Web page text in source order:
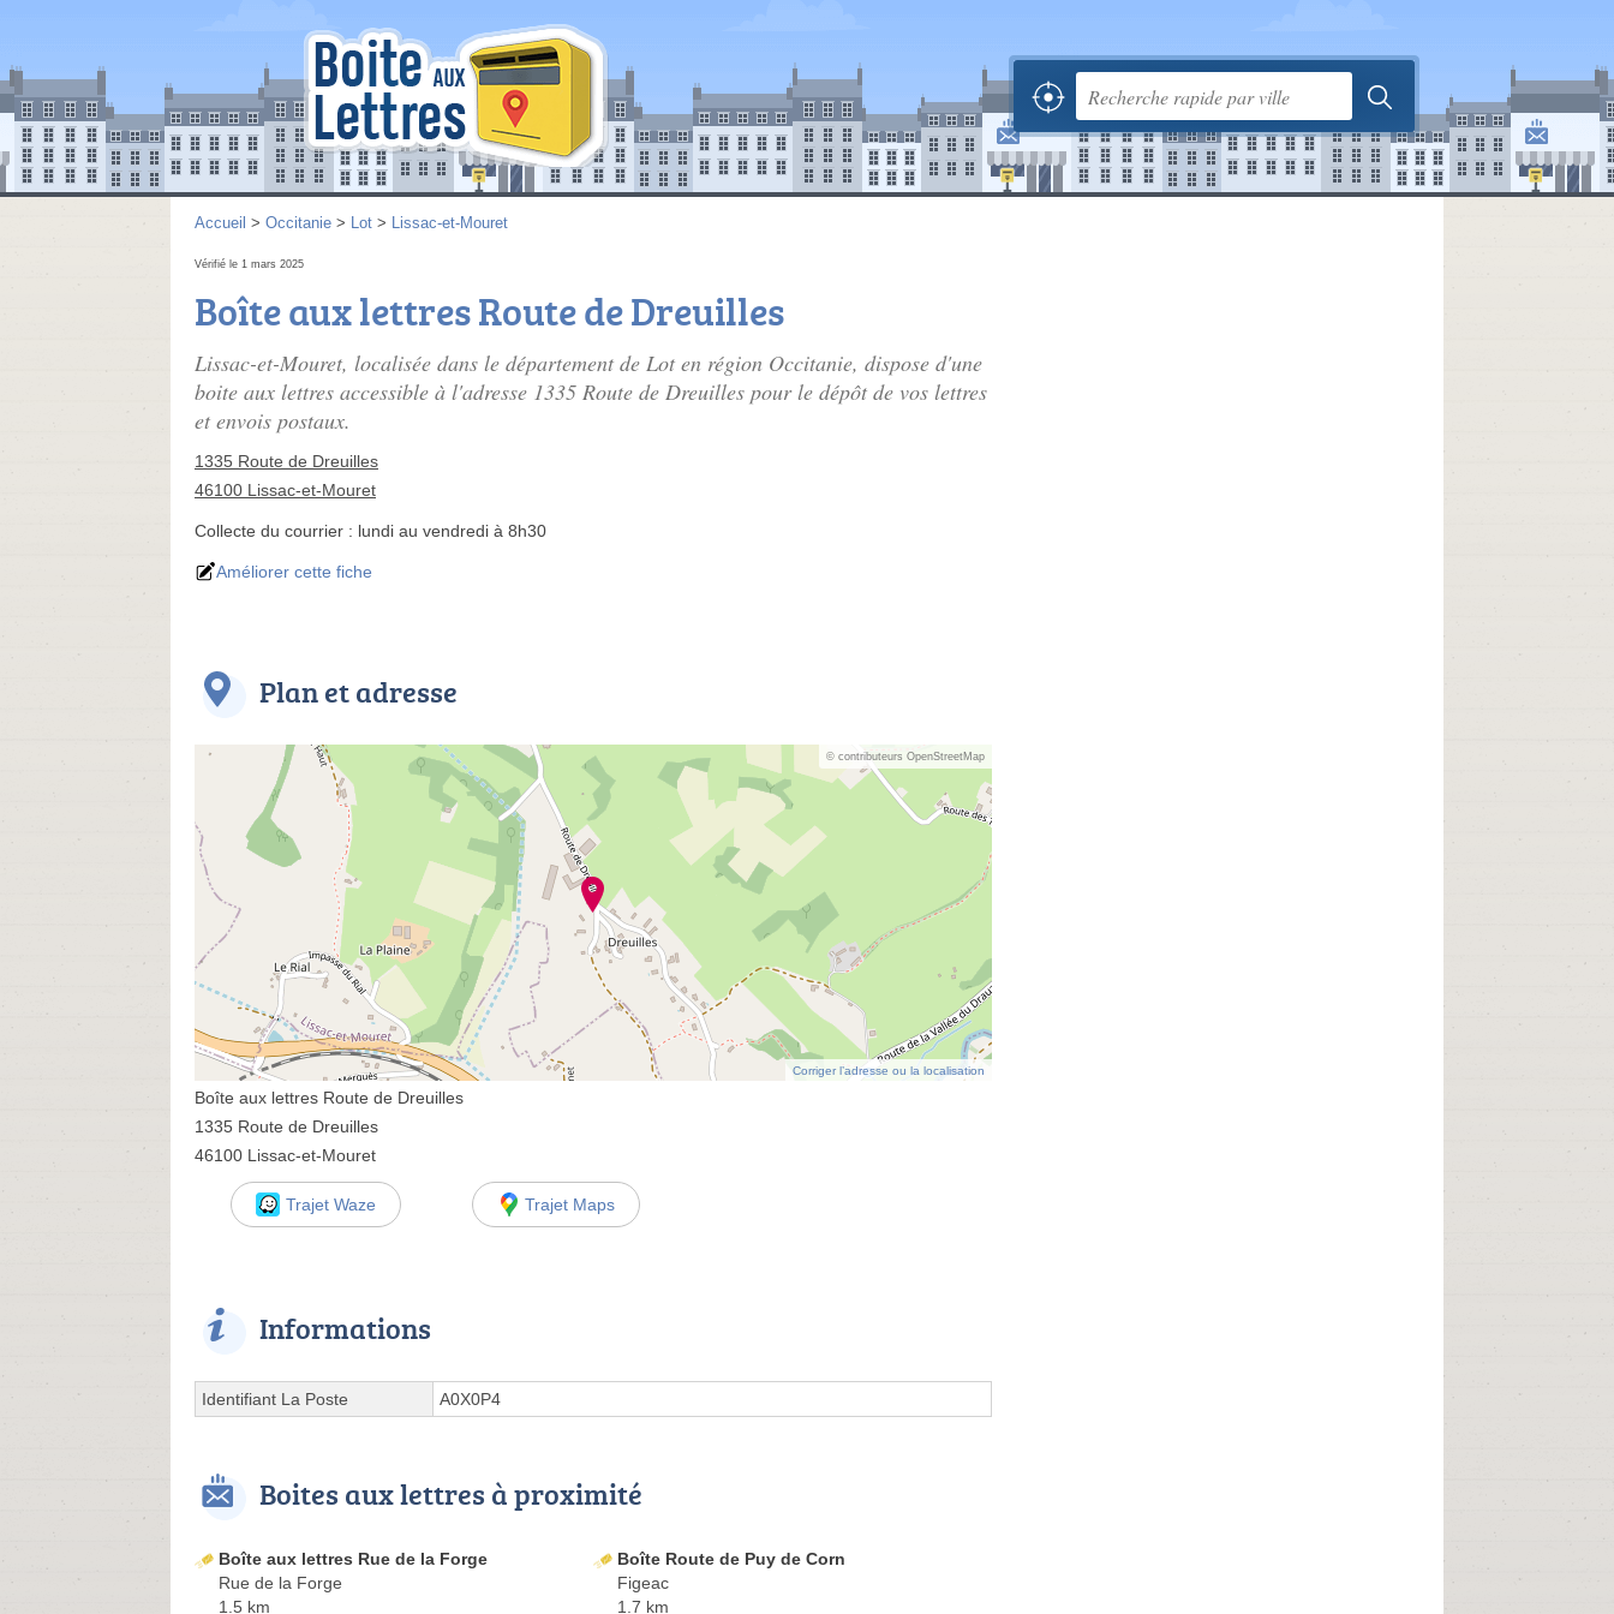
Accueil > Occitanie > Lot > Lissac-et-Mouret
Vérifié le 1 mars 2025
Boîte aux lettres Route de Dreuilles
Lissac-et-Mouret, localisée dans le département de Lot en région Occitanie, dispose d'une
boite aux lettres accessible à l'adresse 1335 Route de Dreuilles pour le dépôt de vos lettres
et envois postaux.
1335 Route de Dreuilles
46100 Lissac-et-Mouret
Collecte du courrier : lundi au vendredi à 8h30
Améliorer cette fiche
Plan et adresse
© contributeurs OpenStreetMap
Corriger l’adresse ou la localisation
Boîte aux lettres Route de Dreuilles
1335 Route de Dreuilles
46100 Lissac-et-Mouret
Trajet Waze Trajet Maps
Informations
Identifiant La Poste A0X0P4
Boites aux lettres à proximité
Boîte aux lettres Rue de la Forge
Rue de la Forge
1.5 km
Boîte Route de Puy de Corn
Figeac
1.7 km